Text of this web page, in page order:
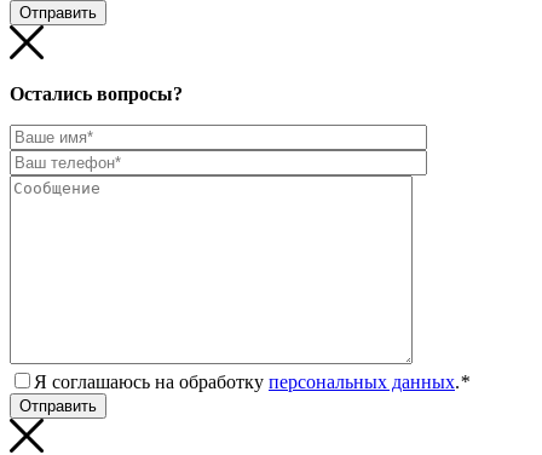
Остались вопросы?
Я соглашаюсь на обработку персональных данных.*